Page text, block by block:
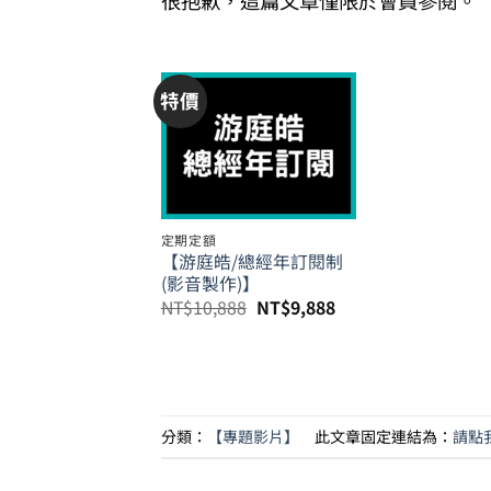
特價
定期定額
【游庭皓/總經年訂閱制
(影音製作)】
NT$10,888 原
始
NT$9,888目
前
分類： 【專題影片】 此文章固定連結為： 請點